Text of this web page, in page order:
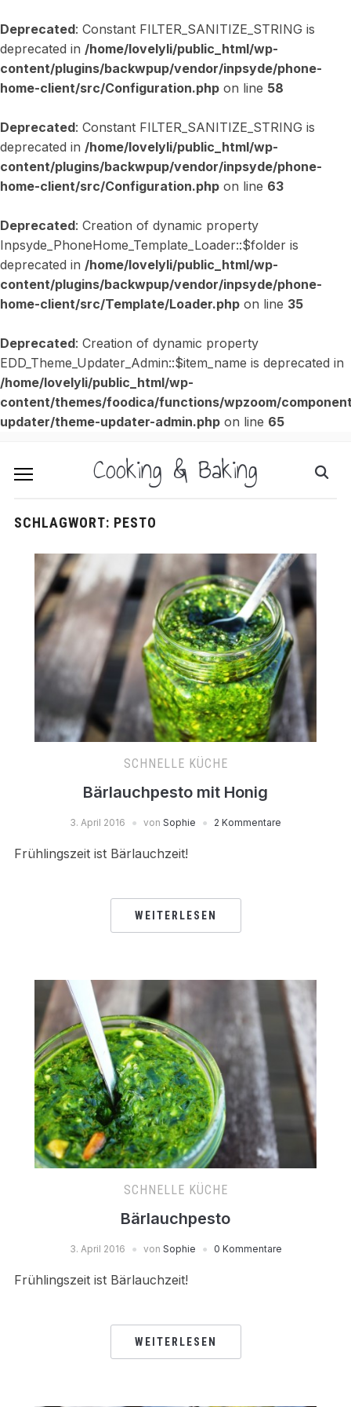
Deprecated: Constant FILTER_SANITIZE_STRING is
deprecated in /home/lovelyli/public_html/wp-
content/plugins/backwpup/vendor/inpsyde/phone-
home-client/src/Configuration.php on line 58
Deprecated: Constant FILTER_SANITIZE_STRING is
deprecated in /home/lovelyli/public_html/wp-
content/plugins/backwpup/vendor/inpsyde/phone-
home-client/src/Configuration.php on line 63
Deprecated: Creation of dynamic property
Inpsyde_PhoneHome_Template_Loader::$folder is
deprecated in /home/lovelyli/public_html/wp-
content/plugins/backwpup/vendor/inpsyde/phone-
home-client/src/Template/Loader.php on line 35
Deprecated: Creation of dynamic property
EDD_Theme_Updater_Admin::$item_name is deprecated in
/home/lovelyli/public_html/wp-
content/themes/foodica/functions/wpzoom/
updater/theme-updater-admin.php on line 65
Cooking & Baking
SCHLAGWORT: PESTO
SCHNELLE KÜCHE
Bärlauchpesto mit Honig
3. April 2016 von Sophie 2 Kommentare
Frühlingszeit ist Bärlauchzeit!
WEITERLESEN
SCHNELLE KÜCHE
Bärlauchpesto
3. April 2016 von Sophie 0 Kommentare
Frühlingszeit ist Bärlauchzeit!
WEITERLESEN